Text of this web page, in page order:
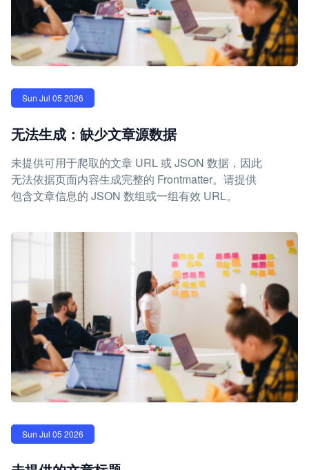
Sun Jul 05 2026
无法生成：缺少文章源数据
未提供可用于爬取的文章 URL 或 JSON 数据，因此
无法依据页面内容生成完整的 Frontmatter。请提供
包含文章信息的 JSON 数组或一组有效 URL。
Sun Jul 05 2026